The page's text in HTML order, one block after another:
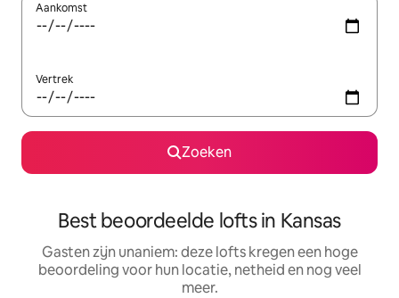
Aankomst
Vertrek
Zoeken
Best beoordeelde lofts in Kansas
Gasten zijn unaniem: deze lofts kregen een hoge
beoordeling voor hun locatie, netheid en nog veel
meer.